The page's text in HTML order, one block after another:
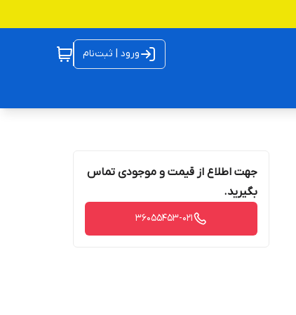
ورود | ثبت‌نام
جهت اطلاع از قیمت و موجودی تماس
بگیرید.
36055453-021